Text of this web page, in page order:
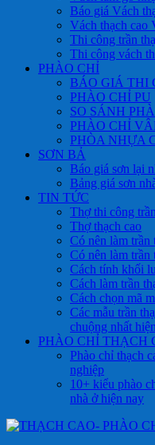
Báo giá Vách
Vách thạch cao
Thi công trần
Thi công vách
PHÀO CHỈ
BÁO GIÁ THI
PHÀO CHỈ PU
SO SÁNH
PHÀO CHỈ
PHÒA NHỰA
SƠN BẢ
Báo giá sơn lại
Bảng giá sơn
TIN TỨC
Thợ thi công
Thợ thạch cao
Có nên làm trần
Có nên làm trần
Cách tính khối
Cách làm trần
Cách chọn mã
Các mẫu trần
chuộng nhất
PHÀO CHỈ THẠCH
Phào chỉ thạch
nghiệp
10+ kiểu phào
nhà ở hiện nay